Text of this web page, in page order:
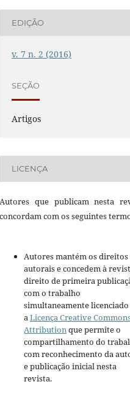
EDIÇÃO
v. 7 n. 2 (2016)
SEÇÃO
Artigos
LICENÇA
Autores que publicam nesta
concordam com os seguintes
Autores mantém os direitos
autorais e concedem à
direito de primeira
com o trabalho
simultaneamente
aLicença Creative
Attributionque permite o
compartilhamento do
com reconhecimento da
e publicação inicial nesta
revista.